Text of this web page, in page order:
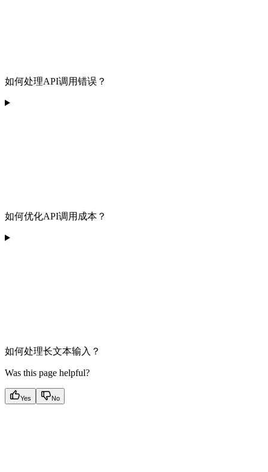
如何处理API调用错误？
如何优化API调用成本？
如何处理长文本输入？
Was this page helpful?
Yes No